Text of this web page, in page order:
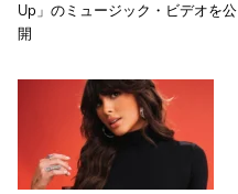
Up」のミュージック・ビデオを公
開